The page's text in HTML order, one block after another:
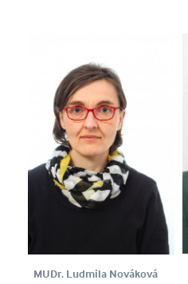
MUDr. Ludmila Nováková